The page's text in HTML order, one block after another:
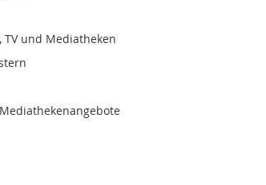
TV und Mediatheken